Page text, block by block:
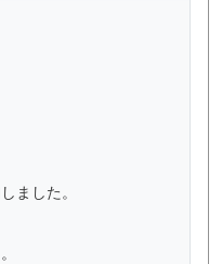
ました。